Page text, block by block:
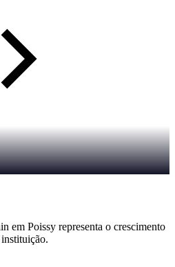
em Poissy representa o crescimento
instituição.